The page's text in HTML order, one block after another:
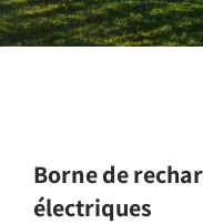
Borne de
électriques